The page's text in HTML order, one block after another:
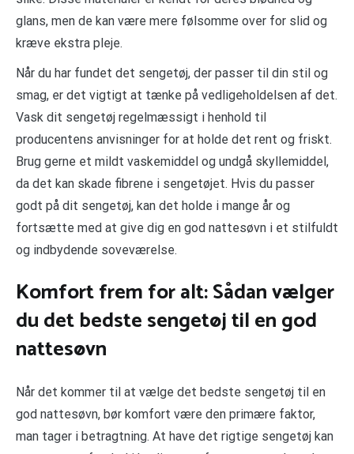
glans, men de kan være mere følsomme over for slid og
kræve ekstra pleje.
Når du har fundet det sengetøj, der passer til din stil og
smag, er det vigtigt at tænke på vedligeholdelsen af det.
Vask dit sengetøj regelmæssigt i henhold til
producentens anvisninger for at holde det rent og friskt.
Brug gerne et mildt vaskemiddel og undgå skyllemiddel,
da det kan skade fibrene i sengetøjet. Hvis du passer
godt på dit sengetøj, kan det holde i mange år og
fortsætte med at give dig en god nattesøvn i et stilfuldt
og indbydende soveværelse.
Komfort frem for alt: Sådan vælger
du det bedste sengetøj til en god
nattesøvn
Når det kommer til at vælge det bedste sengetøj til en
god nattesøvn, bør komfort være den primære faktor,
man tager i betragtning. At have det rigtige sengetøj kan